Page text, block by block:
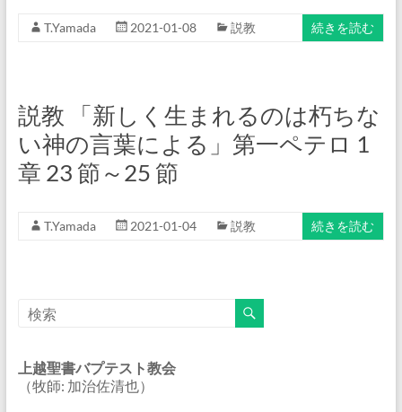
T.Yamada 2021-01-08 説教 続きを読む
説教 「新しく生まれるのは朽ちな
い神の言葉による」第一ペテロ 1
章 23 節～25 節
T.Yamada 2021-01-04 説教 続きを読む
上越聖書バプテスト教会
（牧師: 加治佐清也）